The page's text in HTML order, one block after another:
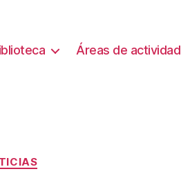
Áreas de actividad